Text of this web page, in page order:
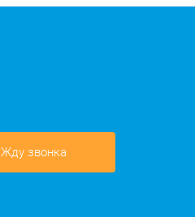
Жду звонка